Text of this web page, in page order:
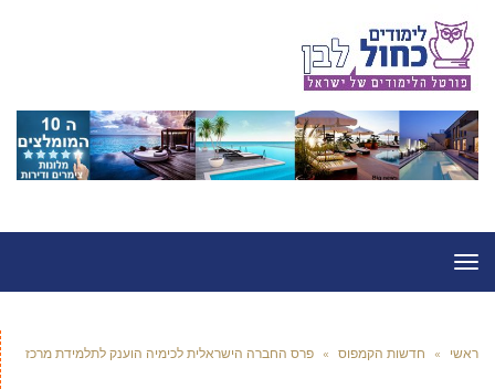
תפריט
ראשי » חדשות הקמפוס » פרס החברה הישראלית לכימיה הוענק לתלמידת מרכז